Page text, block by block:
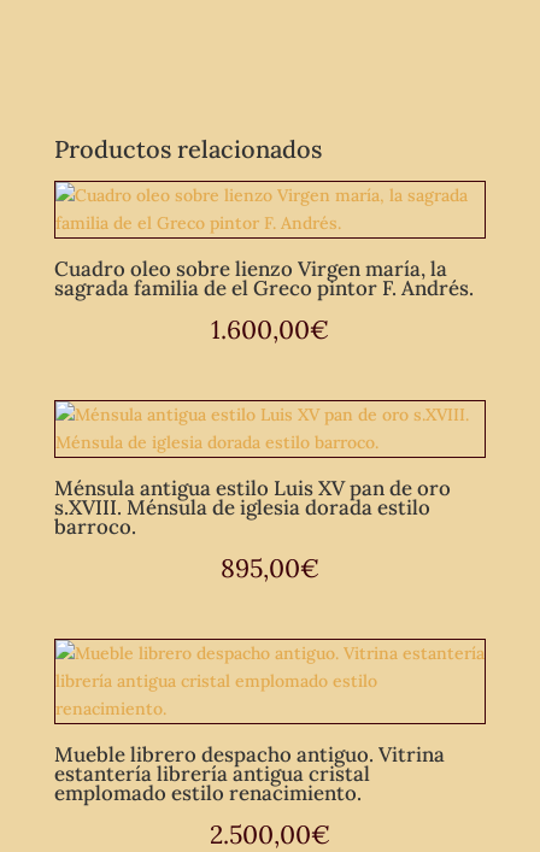
Productos relacionados
Cuadro oleo sobre lienzo Virgen maría, la
sagrada familia de el Greco pintor F. Andrés.
1.600,00€
Ménsula antigua estilo Luis XV pan de oro
s.XVIII. Ménsula de iglesia dorada estilo
barroco.
895,00€
Mueble librero despacho antiguo. Vitrina
estantería librería antigua cristal
emplomado estilo renacimiento.
2.500,00€